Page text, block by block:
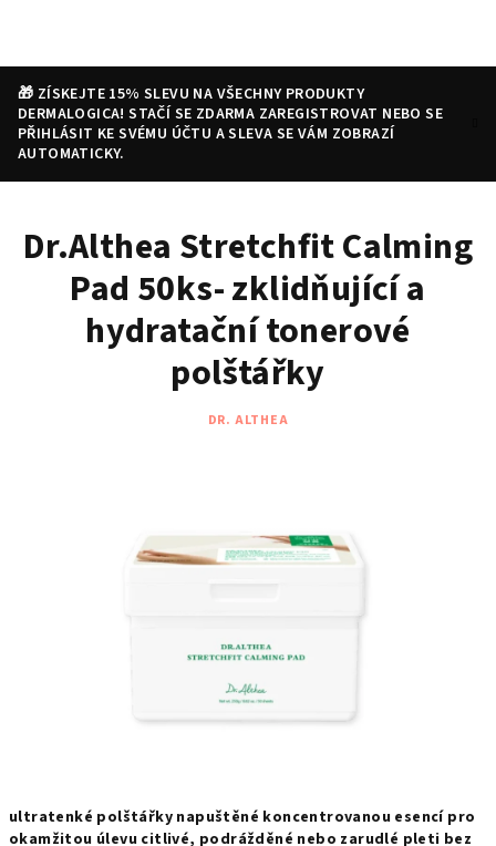
🎁 ZÍSKEJTE 15% SLEVU NA VŠECHNY PRODUKTY
DERMALOGICA! STAČÍ SE ZDARMA ZAREGISTROVAT NEBO SE
PŘIHLÁSIT KE SVÉMU ÚČTU A SLEVA SE VÁM ZOBRAZÍ
AUTOMATICKY.
HledatPřihlášeníNákupní
košík
ultratenké polštářky napuštěné koncentrovanou esencí pro
okamžitou úlevu citlivé, podrážděné nebo zarudlé pleti bez
Dr.Althea Stretchfit Calming
Pad 50ks- zklidňující a
hydratační tonerové
polštářky
DR. ALTHEA